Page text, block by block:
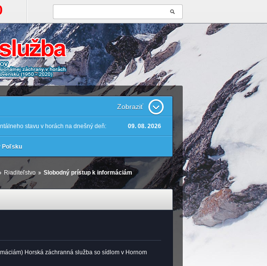
Zobraziť
stavu v horách na dnešný deň: 09. 08. 2026
Poľsku
Riaditeľstvo Slobodný prístup k informáciám
Horská záchranná služba so sídlom v Hornom